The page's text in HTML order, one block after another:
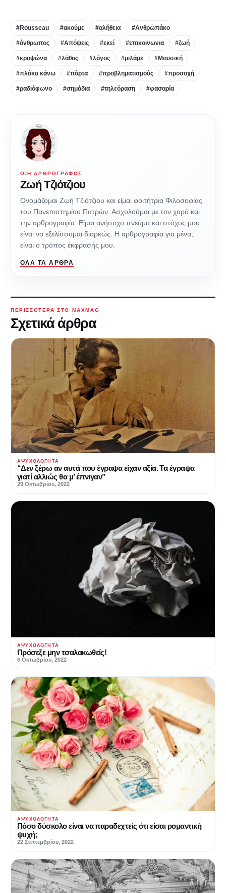
#Rousseau #ακούμε #αλήθεια #Ανθρωπάκο
#άνθρωπος #Απόψεις #εκεί #επικοινωνια #ζωή
#κρυψώνα #λάθος #λόγος #μιλάμε #Μουσική
#πλάκα κάνω #πόρτα #προβληματισμούς #προσοχή
#ραδιόφωνο #σημάδια #τηλεόραση #φασαρία
Ο/Η ΑΡΘΡΟΓΡΆΦΟΣ
Ζωή Τζιότζιου
Ονομάζομαι Ζωή Τζιότζιου και είμαι φοιτήτρια Φιλοσοφίας
του Πανεπιστημίου Πατρών. Ασχολούμαι με τον χορό και
την αρθρογραφία. Είμαι ανήσυχο πνεύμα και στόχος μου
είναι να εξελίσσομαι διαρκώς. Η αρθρογραφία για μένα,
είναι ο τρόπος έκφρασής μου.
ΌΛΑ ΤΑ ΆΡΘΡΑ
ΠΕΡΙΣΣΌΤΕΡΑ ΣΤΟ MAXMAG
Σχετικά άρθρα
ΑΨΥΧΟΛΌΓΗΤΑ
“Δεν ξέρω αν αυτά που έγραψα είχαν αξία. Τα έγραψα
γιατί αλλιώς θα μ’ έπνιγαν”
29 Οκτωβρίου, 2022
ΑΨΥΧΟΛΌΓΗΤΑ
Πρόσεξε μην τσαλακωθείς!
6 Οκτωβρίου, 2022
ΑΨΥΧΟΛΌΓΗΤΑ
Πόσο δύσκολο είναι να παραδεχτείς ότι είσαι ρομαντική
ψυχή;
22 Σεπτεμβρίου, 2022